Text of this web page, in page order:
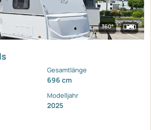
360°
Gesamtlänge
696 cm
Modelljahr
2025